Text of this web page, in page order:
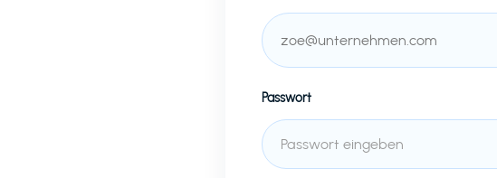
Passwort